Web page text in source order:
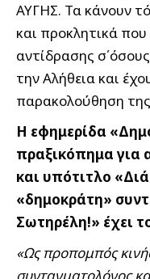
ΑΥΓΗΣ. Τα κάνουν
και προκλητικά
αντίδρασης
την Αλήθεια και
παρακολούθηση
Η εφημερίδα
πραξικόπημα για
και υπότιτλο
«δημοκράτη»
Σωτηρέλη!» έχει
«Ως προπομπός